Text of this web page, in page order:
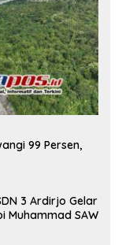
99 Persen,
3 Ardirjo Gelar
Muhammad SAW